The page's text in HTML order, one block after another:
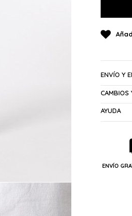
ENVÍO Y
CAMBIOS
AYUDA
ENVÍO